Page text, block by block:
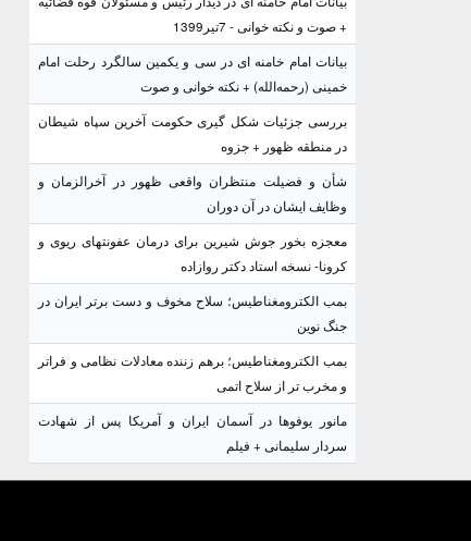
+ صوت و نکته خوانی - 7تیر1399
بیانات امام خامنه ای در سی و یکمین سالگرد رحلت امام
خمینی (رحمه‌الله) + نکته خوانی و صوت
بررسی جزئیات شکل گیری حکومت آخرین سپاه شیطان
در منطقه ظهور + جزوه
شأن و فضیلت منتظران واقعی ظهور در آخرالزمان و
وظایف ایشان در آن دوران
معجزه بخور جوش شیرین برای درمان عفونتهای ریوی و
کرونا- نسخه استاد دکتر روازاده
بمب الکترومغناطیس؛ سلاح مخوف و دست برتر ایران در
جنگ نوین
بمب الکترومغناطیس؛ برهم زننده معادلات نظامی و فراتر
و مخرب تر از سلاح اتمی
مانور یوفوها در آسمان ایران و آمریکا پس از شهادت
سردار سلیمانی + فیلم